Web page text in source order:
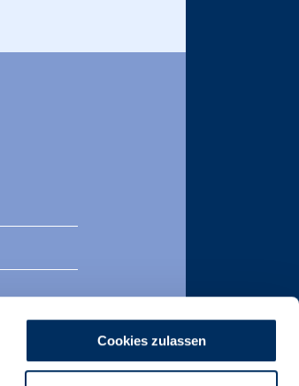
Cookies zulassen